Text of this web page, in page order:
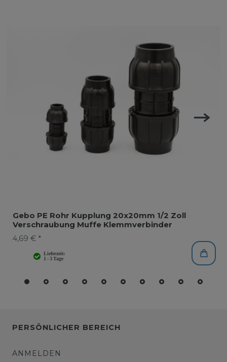
Gebo PE Rohr Kupplung 20x20mm 1/2 Zoll
Verschraubung Muffe Klemmverbinder
4,69 € *
PERSÖNLICHER BEREICH
ANMELDEN